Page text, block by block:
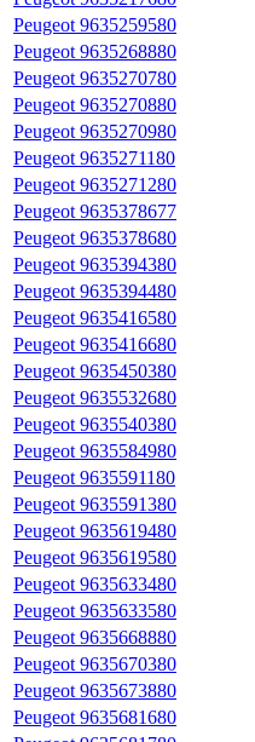
Peugeot 9635259580
Peugeot 9635268880
Peugeot 9635270780
Peugeot 9635270880
Peugeot 9635270980
Peugeot 9635271180
Peugeot 9635271280
Peugeot 9635378677
Peugeot 9635378680
Peugeot 9635394380
Peugeot 9635394480
Peugeot 9635416580
Peugeot 9635416680
Peugeot 9635450380
Peugeot 9635532680
Peugeot 9635540380
Peugeot 9635584980
Peugeot 9635591180
Peugeot 9635591380
Peugeot 9635619480
Peugeot 9635619580
Peugeot 9635633480
Peugeot 9635633580
Peugeot 9635668880
Peugeot 9635670380
Peugeot 9635673880
Peugeot 9635681680